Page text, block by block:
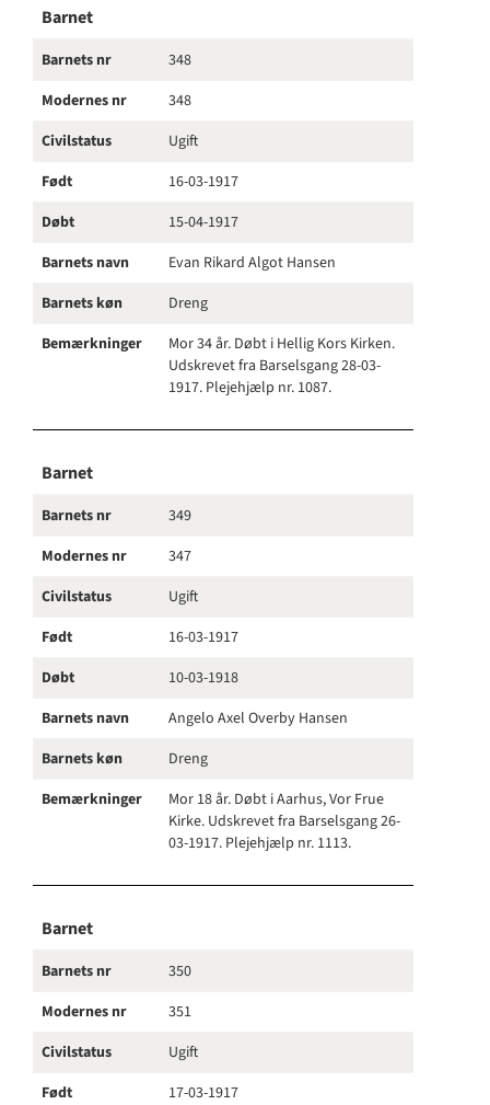
Barnet
Barnets nr
348
Modernes nr
348
Civilstatus
Ugift
Født
16-03-1917
Døbt
15-04-1917
Barnets navn
Evan Rikard Algot Hansen
Barnets køn
Dreng
Bemærkninger
Mor 34 år. Døbt i Hellig Kors Kirken.
Udskrevet fra Barselsgang 28-03-
1917. Plejehjælp nr. 1087.
Barnet
Barnets nr
349
Modernes nr
347
Civilstatus
Ugift
Født
16-03-1917
Døbt
10-03-1918
Barnets navn
Angelo Axel Overby Hansen
Barnets køn
Dreng
Bemærkninger
Mor 18 år. Døbt i Aarhus, Vor Frue
Kirke. Udskrevet fra Barselsgang 26-
03-1917. Plejehjælp nr. 1113.
Barnet
Barnets nr
350
Modernes nr
351
Civilstatus
Ugift
Født
17-03-1917